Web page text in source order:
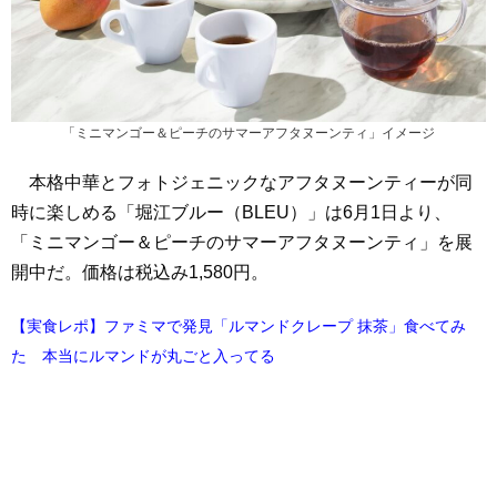
「ミニマンゴー＆ピーチのサマーアフタヌーンティ」イメージ
本格中華とフォトジェニックなアフタヌーンティーが同
時に楽しめる「堀江ブルー（BLEU）」は6月1日より、
「ミニマンゴー＆ピーチのサマーアフタヌーンティ」を展
開中だ。価格は税込み1,580円。
【実食レポ】ファミマで発見「ルマンドクレープ 抹茶」食べてみ
た 本当にルマンドが丸ごと入ってる